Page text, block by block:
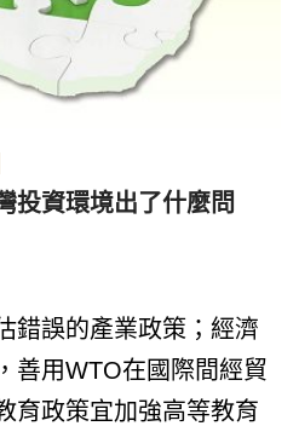
投資環境出了什麼問
錯誤的產業政策；經濟
善用WTO在國際間經貿
育政策宜加強高等教育